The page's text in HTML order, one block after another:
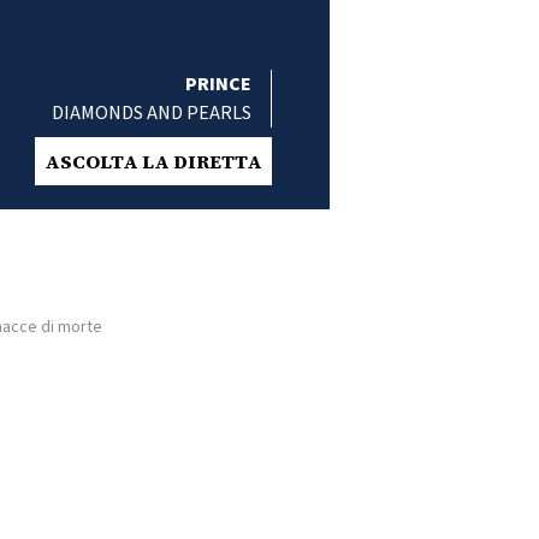
PRINCE
DIAMONDS AND PEARLS
ASCOLTA LA DIRETTA
di morte